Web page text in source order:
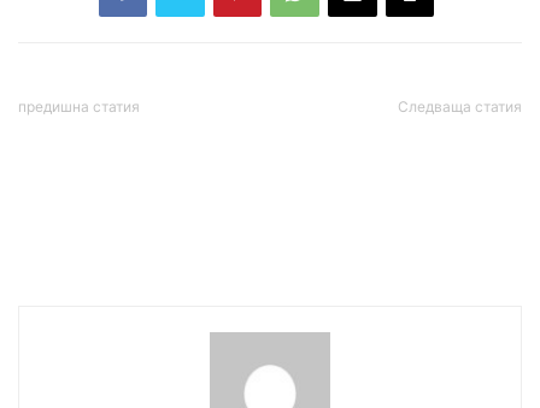
предишна статия Следваща статия